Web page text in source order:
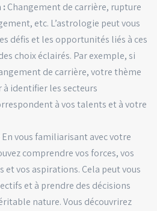
:Changement de carrière, rupture
etc. L’astrologie peut vous
défis et les opportunités liés à ces
choix éclairés. Par exemple, si
de carrière, votre thème
identifier les secteurs
à vos talents et à votre
En vous familiarisant avec votre
comprendre vos forces, vos
et vos aspirations. Cela peut vous
et à prendre des décisions
nature. Vous découvrirez